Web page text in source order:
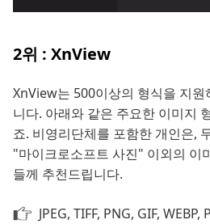
2위 : XnView
XnView는 500이상의 형식을 지원
니다. 아래와 같은 주요한 이미지
죠. 비영리단체를 포함한 개인은,
"마이크로소프트 사진" 이외의 이
들께 추천드립니다.
JPEG, TIFF, PNG, GIF, WEBP,